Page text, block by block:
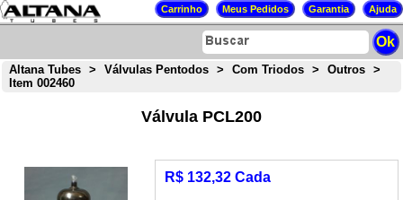
Altana Tubes > Válvulas Pentodos > Com Triodos > Outros
>
Item 002460
Válvula PCL200
R$ 132,32 Cada